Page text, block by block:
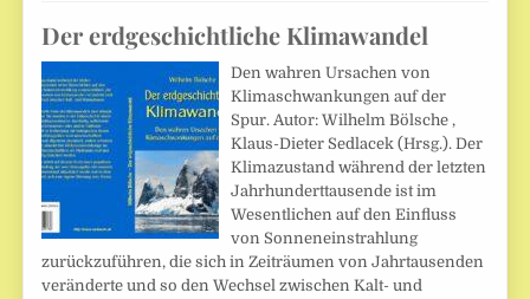
Der erdgeschichtliche Klimawandel
Den wahren Ursachen von
Klimaschwankungen auf der
Spur. Autor: Wilhelm Bölsche ,
Klaus-Dieter Sedlacek (Hrsg.). Der
Klimazustand während der letzten
Jahrhunderttausende ist im
Wesentlichen auf den Einfluss
von Sonneneinstrahlung
zurückzuführen, die sich in Zeiträumen von Jahrtausenden
veränderte und so den Wechsel zwischen Kalt- und